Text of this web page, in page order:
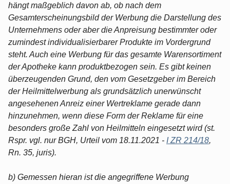
hängt maßgeblich davon ab, ob nach dem
Gesamterscheinungsbild der Werbung die Darstellung des
Unternehmens oder aber die Anpreisung bestimmter oder
zumindest individualisierbarer Produkte im Vordergrund
steht. Auch eine Werbung für das gesamte Warensortiment
der Apotheke kann produktbezogen sein. Es gibt keinen
überzeugenden Grund, den vom Gesetzgeber im Bereich
der Heilmittelwerbung als grundsätzlich unerwünscht
angesehenen Anreiz einer Wertreklame gerade dann
hinzunehmen, wenn diese Form der Reklame für eine
besonders große Zahl von Heilmitteln eingesetzt wird (st.
Rspr. vgl. nur BGH, Urteil vom 18.11.2021 - I ZR 214/18,
Rn. 35, juris).
b) Gemessen hieran ist die angegriffene Werbung